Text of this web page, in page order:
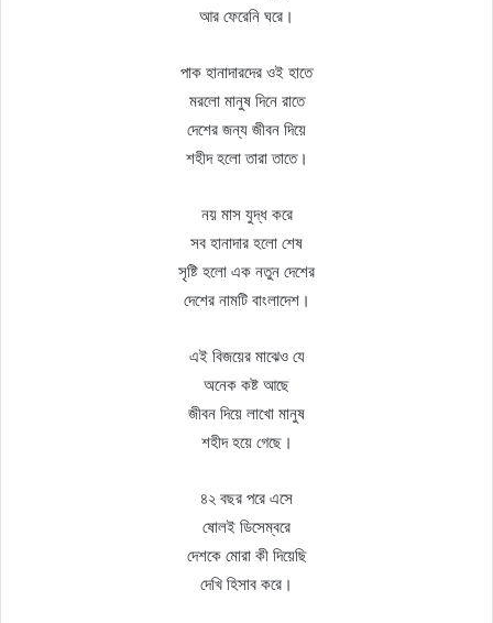
আর ফেরেনি ঘরে।
পাক হানাদারদের ওই হাতে
মরলো মানুষ দিনে রাতে
দেশের জন্য জীবন দিয়ে
শহীদ হলো তারা তাতে।
নয় মাস যুদ্ধ করে
সব হানাদার হলো শেষ
সৃষ্টি হলো এক নতুন দেশের
দেশের নামটি বাংলাদেশ।
এই বিজয়ের মাঝেও যে
অনেক কষ্ট আছে
জীবন দিয়ে লাখো মানুষ
শহীদ হয়ে গেছে।
৪২ বছর পরে এসে
ষোলই ডিসেম্বরে
দেশকে মোরা কী দিয়েছি
দেখি হিসাব করে।